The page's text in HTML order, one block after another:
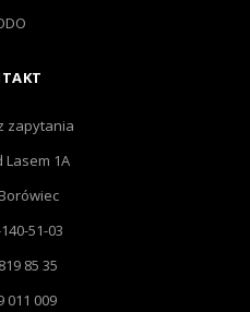
zapytania
Lasem 1A
51-03
85 35
011 009